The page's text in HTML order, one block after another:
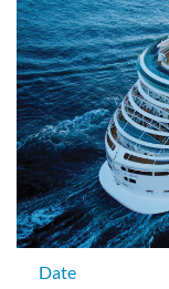
Suite
Suite
Suite
Date